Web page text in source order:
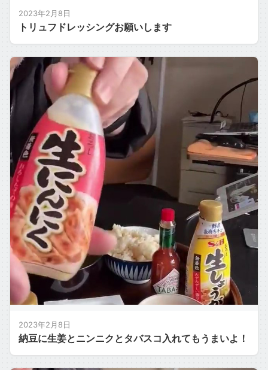
2023年2月8日
トリュフドレッシングお願いします
2023年2月8日
納豆に生姜とニンニクとタバスコ入れてもうまいよ！